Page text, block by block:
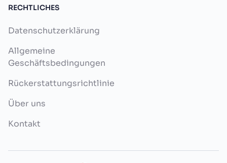
RECHTLICHES
Datenschutzerklärung
Allgemeine
Geschäftsbedingungen
Rückerstattungsrichtlinie
Über uns
Kontakt